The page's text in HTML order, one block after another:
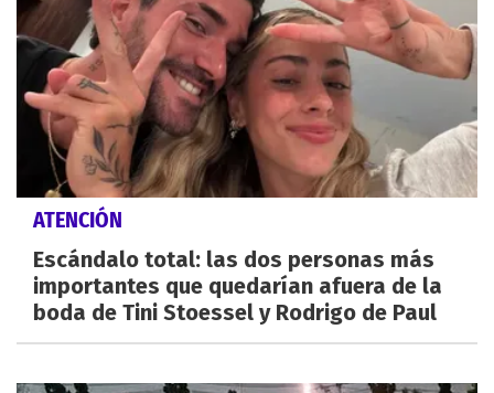
ATENCIÓN
Escándalo total: las dos personas más
importantes que quedarían afuera de la
boda de Tini Stoessel y Rodrigo de Paul